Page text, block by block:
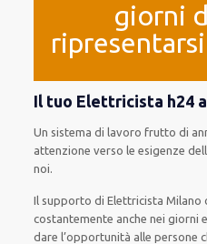
giorni
Il tuo Elettricista h24
Un sistema di lavoro frutto di
attenzione verso le esigenze
noi.
Il supporto di Elettricista Milano
costantemente anchenei giorni
dare l’opportunità alle persone